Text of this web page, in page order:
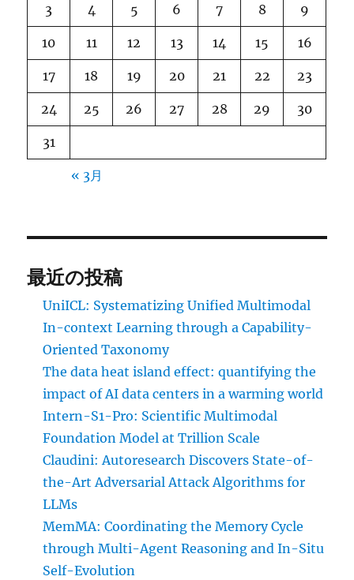
3 4 5 6 7 8 9
10 11 12 13 14 15 16
17 18 19 20 21 22 23
24 25 26 27 28 29 30
31
« 3月
最近の投稿
UniICL: Systematizing Unified Multimodal
In-context Learning through a Capability-
Oriented Taxonomy
The data heat island effect: quantifying the
impact of AI data centers in a warming world
Intern-S1-Pro: Scientific Multimodal
Foundation Model at Trillion Scale
Claudini: Autoresearch Discovers State-of-
the-Art Adversarial Attack Algorithms for
LLMs
MemMA: Coordinating the Memory Cycle
through Multi-Agent Reasoning and In-Situ
Self-Evolution